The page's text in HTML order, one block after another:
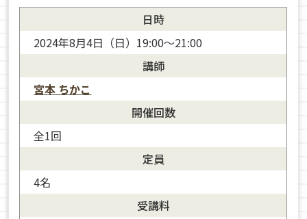
日時
2024年8月4日（日）19:00～21:00
講師
宮本 ちかこ
開催回数
全1回
定員
4名
受講料